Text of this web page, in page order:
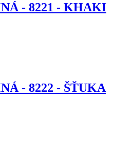
- 8221 - KHAKI
- 8222 - ŠŤUKA